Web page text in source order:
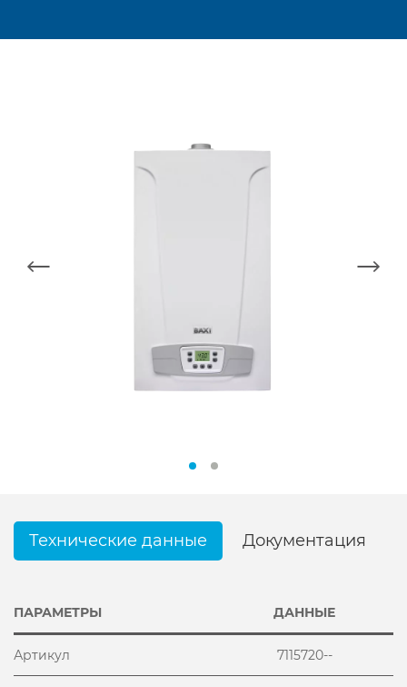
Технические данные Документация
ПАРАМЕТРЫ ДАННЫЕ
Артикул 7115720--